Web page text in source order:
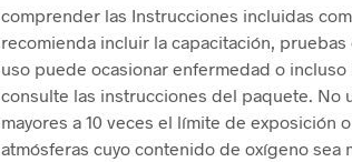
comprender las Instrucciones incluidas
recomienda incluir la capacitación,
uso puede ocasionar enfermedad o incluso
consulte las instrucciones del paquete. No
mayores a 10 veces el límite de exposición
atmósferas cuyo contenido de oxígeno sea